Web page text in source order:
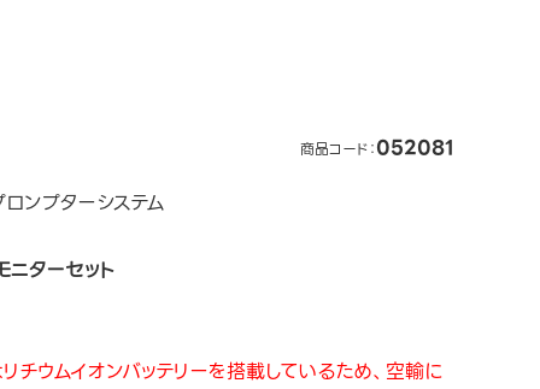
商品コード：052081
ンプターシステム
ニターセット
チウムイオンバッテリーを搭載しているため、空輸に